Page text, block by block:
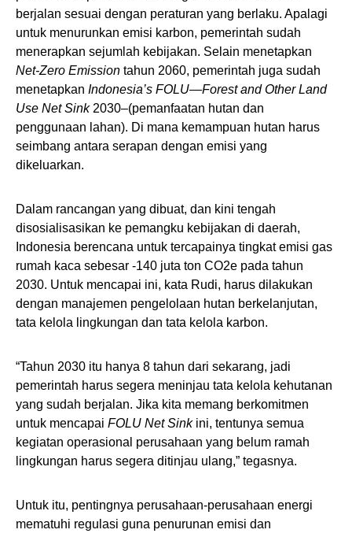
berjalan sesuai dengan peraturan yang berlaku. Apalagi
untuk menurunkan emisi karbon, pemerintah sudah
menerapkan sejumlah kebijakan. Selain menetapkan
Net-Zero Emission tahun 2060, pemerintah juga sudah
menetapkan Indonesia’s FOLU—Forest and Other Land
Use Net Sink2030–(pemanfaatan hutan dan
penggunaan lahan). Di mana kemampuan hutan harus
seimbang antara serapan dengan emisi yang
dikeluarkan.
Dalam rancangan yang dibuat, dan kini tengah
disosialisasikan ke pemangku kebijakan di daerah,
Indonesia berencana untuk tercapainya tingkat emisi gas
rumah kaca sebesar -140 juta ton CO2e pada tahun
2030. Untuk mencapai ini, kata Rudi, harus dilakukan
dengan manajemen pengelolaan hutan berkelanjutan,
tata kelola lingkungan dan tata kelola karbon.
“Tahun 2030 itu hanya 8 tahun dari sekarang, jadi
pemerintah harus segera meninjau tata kelola kehutanan
yang sudah berjalan. Jika kita memang berkomitmen
untuk mencapai FOLU Net Sinkini, tentunya semua
kegiatan operasional perusahaan yang belum ramah
lingkungan harus segera ditinjau ulang,” tegasnya.
Untuk itu, pentingnya perusahaan-perusahaan energi
mematuhi regulasi guna penurunan emisi dan